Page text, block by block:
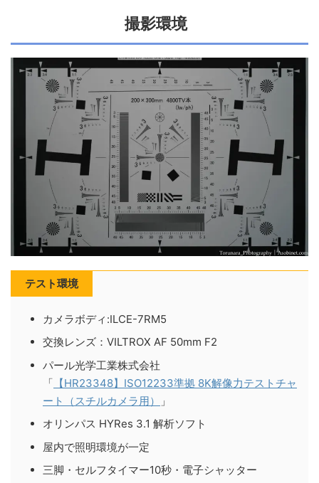
撮影環境
テスト環境
カメラボディ:ILCE-7RM5
交換レンズ：VILTROX AF 50mm F2
パール光学工業株式会社
「 【HR23348】ISO12233準拠 8K解像力テストチャ
ート（スチルカメラ用）
」
オリンパス HYRes 3.1 解析ソフト
屋内で照明環境が一定
三脚・セルフタイマー10秒・電子シャッター